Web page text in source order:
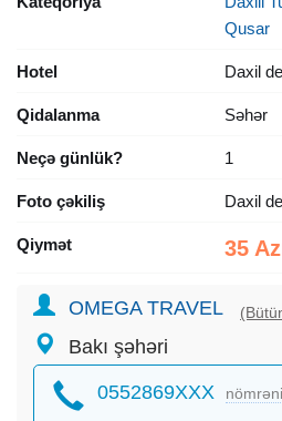
Qusar
Hotel Daxil
Qidalanma Səhər
Neçə günlük? 1
Foto çəkiliş Daxil
Qiymət 35
OMEGA TRAVEL
Bakı şəhəri
0552869XXX